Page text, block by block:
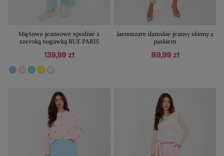
Miętowe jeansowe spodnie z
szeroką nogawką RUE PARIS
139,99 zł
Jasnoszare damskie jeansy skinny z
paskiem
89,99 zł